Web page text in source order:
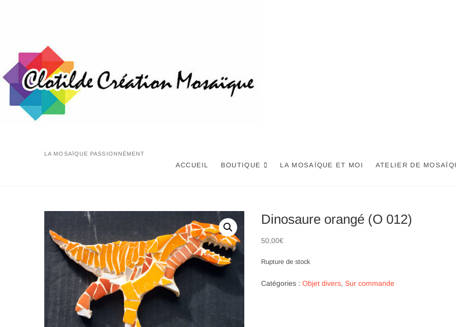
LA MOSAÏQUE PASSIONNÉMENT
ACCUEIL BOUTIQUE LA MOSAÏQUE ET MOI ATELIER DE
Dinosaure orangé (O 012)
50,00€
Rupture de stock
Catégories : Objet divers, Sur commande